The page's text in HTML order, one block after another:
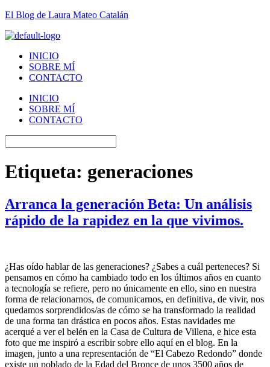
El Blog de Laura Mateo Catalán
INICIO
SOBRE MÍ
CONTACTO
INICIO
SOBRE MÍ
CONTACTO
Etiqueta: generaciones
Arranca la generación Beta: Un análisis
rápido de la rapidez en la que vivimos.
¿Has oído hablar de las generaciones? ¿Sabes a cuál perteneces? Si
pensamos en cómo ha cambiado todo en los últimos años en cuanto
a tecnología se refiere, pero no únicamente en ello, sino en nuestra
forma de relacionarnos, de comunicarnos, en definitiva, de vivir, nos
quedamos sorprendidos/as de cómo se ha transformado la realidad
de una forma tan drástica en pocos años. Estas navidades me
acerqué a ver el belén en la Casa de Cultura de Villena, e hice esta
foto que me inspiró a escribir sobre ello aquí en el blog. En la
imagen, junto a una representación de “El Cabezo Redondo” donde
existe un poblado de la Edad del Bronce de unos 3500 años de